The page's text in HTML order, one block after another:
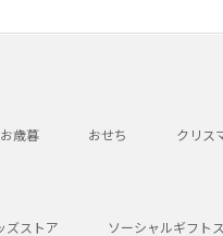
お歳暮 おせち クリス
ズストア ソーシャルギフト